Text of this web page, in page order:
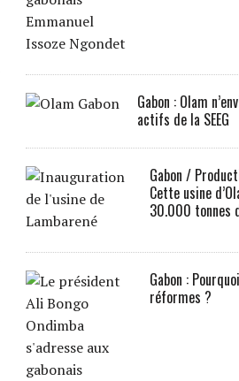
Gabon : Olam
actifs de la SEEG
Gabon /
Cette usine
30.000 tonnes
Gabon :
réformes ?